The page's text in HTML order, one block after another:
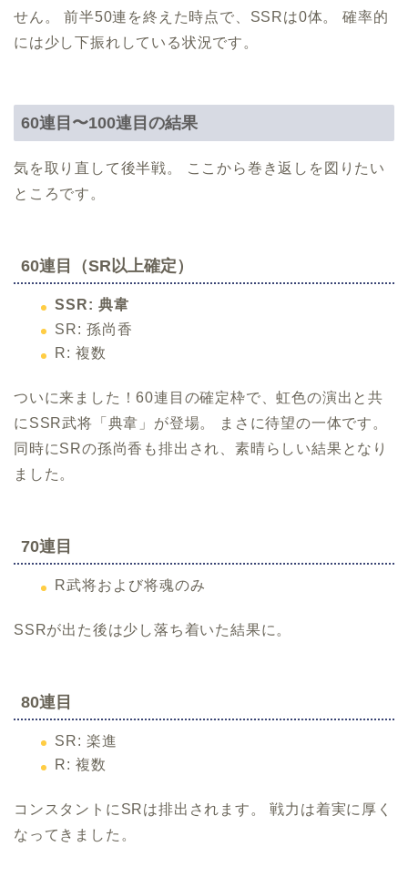
せん。 前半50連を終えた時点で、SSRは0体。 確率的
には少し下振れしている状況です。
60連目〜100連目の結果
気を取り直して後半戦。 ここから巻き返しを図りたい
ところです。
60連目（SR以上確定）
SSR: 典韋
SR: 孫尚香
R: 複数
ついに来ました！60連目の確定枠で、虹色の演出と共
にSSR武将「典韋」が登場。 まさに待望の一体です。
同時にSRの孫尚香も排出され、素晴らしい結果となり
ました。
70連目
R武将および将魂のみ
SSRが出た後は少し落ち着いた結果に。
80連目
SR: 楽進
R: 複数
コンスタントにSRは排出されます。 戦力は着実に厚く
なってきました。